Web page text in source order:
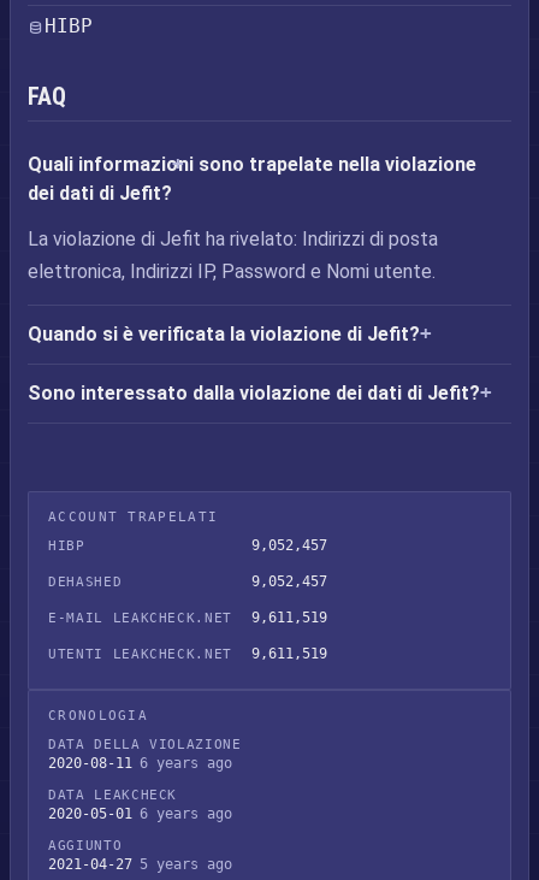
HIBP
FAQ
Quali informazioni sono trapelate nella violazione
dei dati di Jefit?
La violazione di Jefit ha rivelato: Indirizzi di posta
elettronica, Indirizzi IP, Password e Nomi utente.
Quando si è verificata la violazione di Jefit?
Sono interessato dalla violazione dei dati di Jefit?
ACCOUNT TRAPELATI
HIBP
9,052,457
DEHASHED 9,052,457
E-MAIL LEAKCHECK.NET 9,611,519
UTENTI LEAKCHECK.NET 9,611,519
CRONOLOGIA
DATA DELLA VIOLAZIONE
2020-08-11 6 years ago
DATA LEAKCHECK
2020-05-01 6 years ago
AGGIUNTO
2021-04-27 5 years ago